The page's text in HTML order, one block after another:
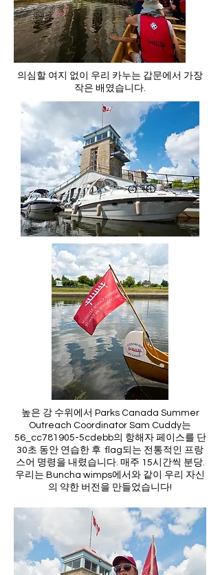
의심할 여지 없이 우리 카누는 갑문에서 가장
작은 배였습니다.
높은 강 수위에서 Parks Canada Summer
Outreach Coordinator Sam Cuddy는
56_cc781905-5cdebb의 항해자 페이스를 단
30초 동안 연습한 후 flag되는 전통적인 프랑
스어 명령을 내렸습니다. 매주 15시간씩 분당.
우리는 Buncha wimps에서와 같이 우리 자신
의 약한 버전을 만들었습니다!